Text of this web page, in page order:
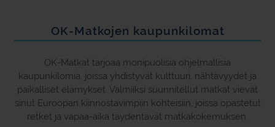
OK-Matkojen kaupunkilomat
OK-Matkat tarjoaa monipuolisia ohjelmallisia
kaupunkilomia, joissa yhdistyvät kulttuuri, nähtävyydet ja
paikalliset elämykset. Valmiiksi suunnitellut matkat vievät
sinut Euroopan kiinnostavimpiin kohteisiin, joissa opastetut
retket ja vapaa-aika täydentävät matkakokemuksen.